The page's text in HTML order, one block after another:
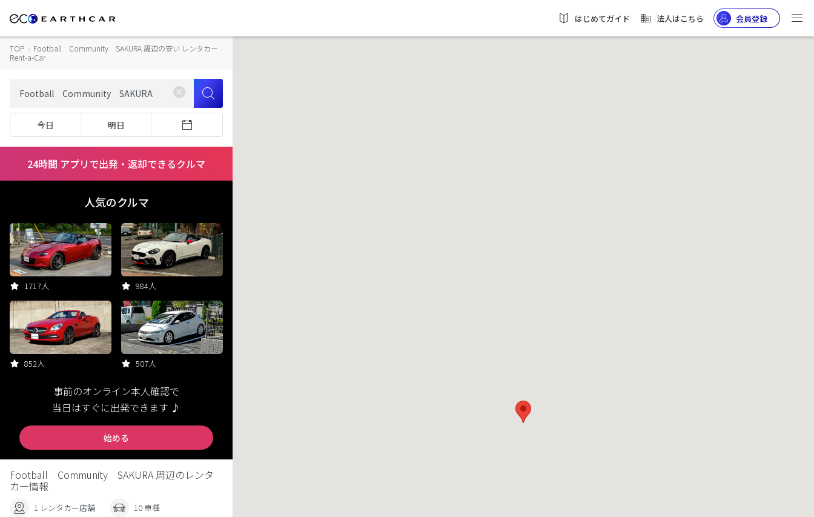
はじめてガイド 法人はこちら 会員登録
TOP › Football Community SAKURA 周辺の安い レンタカー
Rent-a-Car
今日 明日
24時間 アプリで出発・返却できるクルマ
人気のクルマ
1717人 984人
852人 507人
事前のオンライン本人確認で
当日はすぐに出発できます ♪
始める
Football Community SAKURA 周辺のレンタ
カー情報
1 レンタカー店舗 10 車種